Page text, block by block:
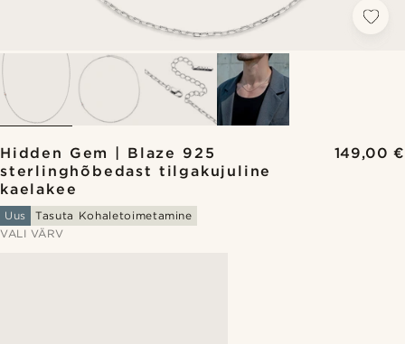
Hidden Gem | Blaze 925
sterlinghõbedast tilgakujuline
kaelakee
149,00 €
Uus
Tasuta Kohaletoimetamine
VALI VÄRV